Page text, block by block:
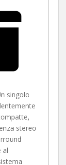
singolo
stereo
al